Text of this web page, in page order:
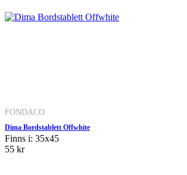
FONDACO
Dima Bordstablett Offwhite
Finns i: 35x45
55 kr